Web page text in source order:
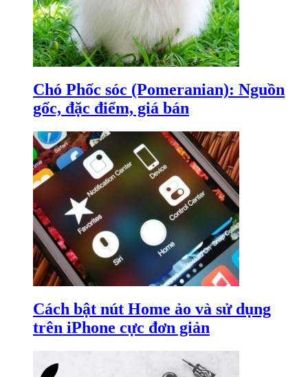
Chó Phốc sóc (Pomeranian): Nguồn
gốc, đặc điểm, giá bán
Cách bật nút Home ảo và sử dụng
trên iPhone cực đơn giản